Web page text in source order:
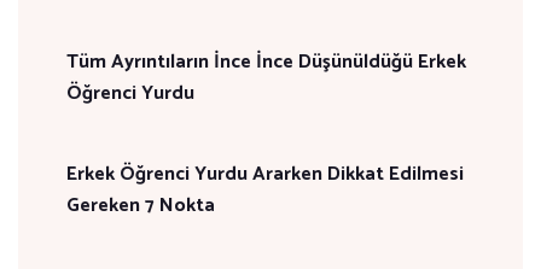
Tüm Ayrıntıların İnce İnce Düşünüldüğü Erkek
Öğrenci Yurdu
Erkek Öğrenci Yurdu Ararken Dikkat Edilmesi
Gereken 7 Nokta